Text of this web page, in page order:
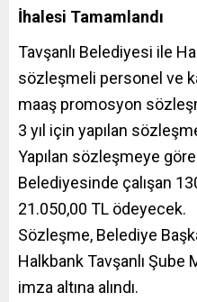
İhalesi Tamamlandı
Tavşanlı Belediyesi ile
sözleşmeli personel ve
maaş promosyon
3 yıl için yapılan
Yapılan sözleşmeye
Belediyesinde çalışan
21.050,00 TL ödeyecek.
Sözleşme, Belediye
Halkbank Tavşanlı Şube
imza altına alındı.